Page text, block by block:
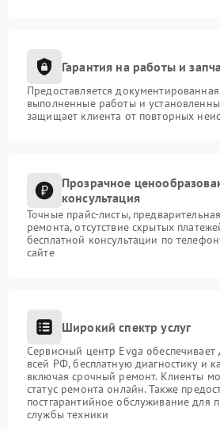
Гарантия на работы и
Предоставляется
выполненные работы и
защищает клиента от повторных
Прозрачное
консультация
Точные прайс-листы,
ремонта, отсутствие скрытых
бесплатной консультации по
сайте
Широкий спектр услуг
Сервисный центр Evga обеспечивает
всей РФ, бесплатную диагностику и
включая срочный ремонт. Клиенты
статус ремонта онлайн. Также
постгарантийное обслуживание для
службы техники